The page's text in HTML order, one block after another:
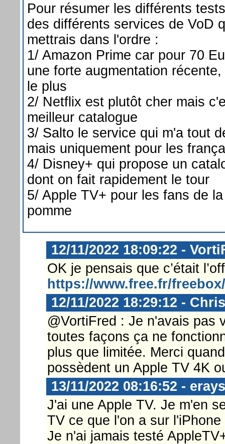
Pour résumer les différents
des différents services de VoD
mettrais dans l'ordre :
1/ Amazon Prime car pour 70
une forte augmentation
le plus
2/ Netflix est plutôt cher mais
meilleur catalogue
3/ Salto le service qui m'a tout
mais uniquement pour les
4/ Disney+ qui propose un
dont on fait rapidement le tour
5/ Apple TV+ pour les fans de
pomme
12/11/2022 18:09:22 -
OK je pensais que c’était
https://www.free.fr/
12/11/2022 18:29:12 -
@VortiFred : Je n'avais pas
toutes façons ça ne
plus que limitée. Merci
possèdent un Apple TV 4K
13/11/2022 08:16:52 - erays
J'ai une Apple TV. Je m'en
TV ce que l'on a sur l'iPhone
Je n'ai jamais testé